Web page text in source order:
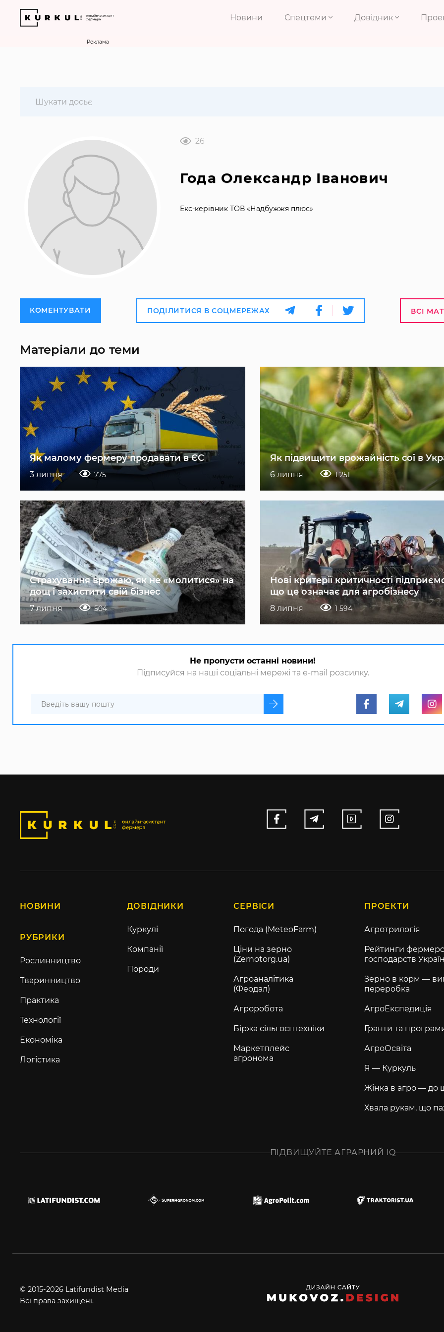
Новини Спецтеми Довідник
Реклама
26
Года Олександр Іванович
Екс-керівник ТОВ «Надбужжя плюс»
КОМЕНТУВАТИ ПОДІЛИТИСЯ В СОЦМЕРЕЖАХ ВСІ
Матеріали до теми
Як малому фермеру продавати в ЄС
3 липня 775
Як підвищити врожайність сої в
6 липня 1 251
Страхування врожаю, як не «молитися» на
дощ і захистити свій бізнес
7 липня 504
Нові критерії критичності
що це означає для агробізнесу
8 липня 1 594
Не пропусти останні новини!
Підписуйся на наші соціальні мережі та e-mail розсилку.
НОВИНИ
РУБРИКИ
Рослинництво
Тваринництво
Практика
Технології
Економіка
Логістика
ДОВІДНИКИ
Куркулі
Компанії
Породи
СЕРВІСИ
Погода (MeteoFarm)
Ціни на зерно
(Zernotorg.ua)
Агроаналітика
(Феодал)
Агроробота
Біржа сільгосптехніки
Маркетплейс
агронома
ПРОЕКТИ
Агротрилогія
Рейтинги
господарств
Зерно в корм —
переробка
АгроЕкспедиція
Гранти та
АгроОсвіта
Я — Куркуль
Жінка в агро — до
Хвала рукам, що
ПІДВИЩУЙТЕ АГРАРНИЙ IQ
© 2015-2026 Latifundist Media
Всі права захищені.